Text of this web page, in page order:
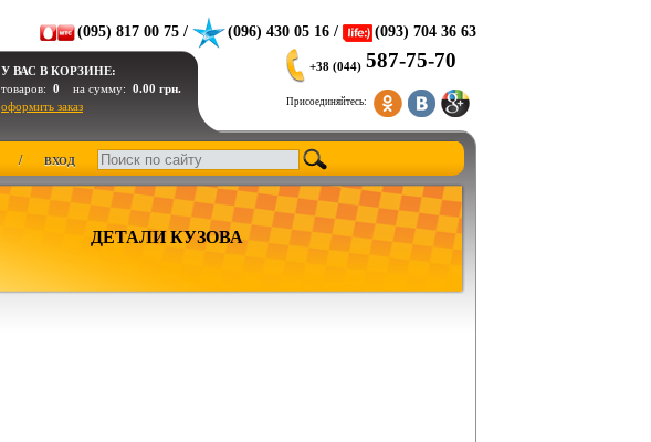
(095) 817 00 75 / (096) 430 05 16 / (093) 704 36 63
У ВАС В КОРЗИНЕ:
товаров: 0 на сумму: 0.00 грн.
оформить заказ
+38 (044) 587-75-70
Присоединяйтесь:
/ ВХОД
ДЕТАЛИ КУЗОВА